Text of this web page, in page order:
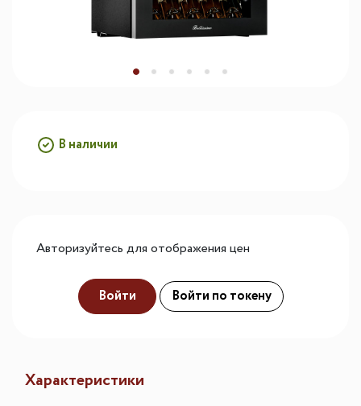
В наличии
Авторизуйтесь для отображения цен
Войти Войти по токену
Характеристики